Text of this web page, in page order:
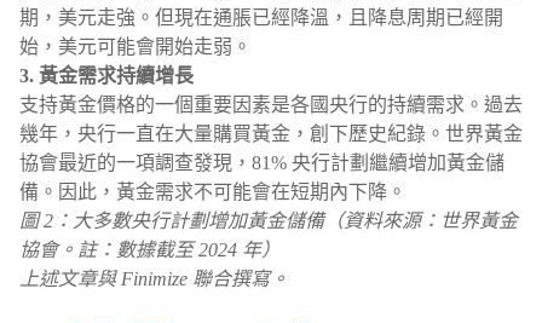
期，美元走強。但現在通脹已經降溫，且降息周期已經開
始，美元可能會開始走弱。
3. 黃金需求持續增長
支持黃金價格的一個重要因素是各國央行的持續需求。過去
幾年，央行一直在大量購買黃金，創下歷史紀錄。世界黃金
協會最近的一項調查發現，81% 央行計劃繼續增加黃金儲
備。因此，黃金需求不可能會在短期內下降。
圖 2：大多數央行計劃增加黃金儲備（資料來源：世界黃金
協會。註：數據截至 2024 年）
上述文章與 Finimize 聯合撰寫。